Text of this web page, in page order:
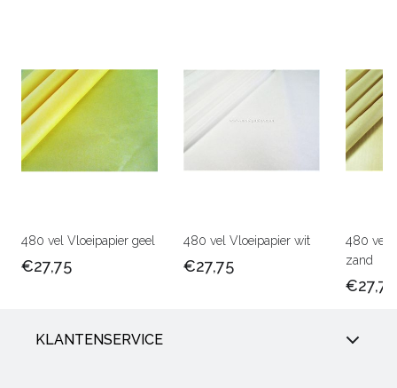
480 vel Vloeipapier geel
€27,75
480 vel Vloeipapier wit
€27,75
480 vel
zand
€27,75
KLANTENSERVICE